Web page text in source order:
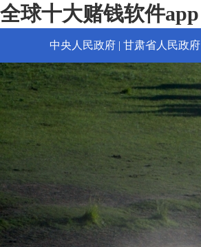
全球十大赌钱软件app
中央人民政府 | 甘肃省人民政府